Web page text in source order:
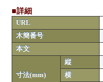
■詳細
URL
木簡番号
本文
寸法(mm)
縦
横